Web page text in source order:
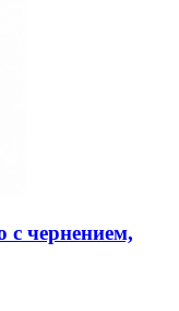
с чернением,